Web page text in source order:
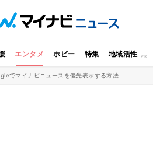
エンタメ ホビー 特集 地域活性
でマイナビニュースを優先表示する方法